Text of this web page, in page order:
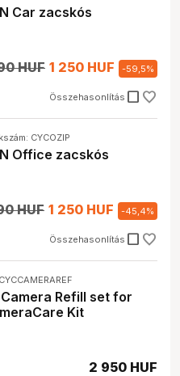
Car zacskós
Összehasonlítás check_box_outline_blank
HUF 1 250 HUF -59,5%
CYCOZIP
Office zacskós
Összehasonlítás check_box_outline_blank
HUF 1 250 HUF -45,4%
Refill set for
Kit
2 950 HUF